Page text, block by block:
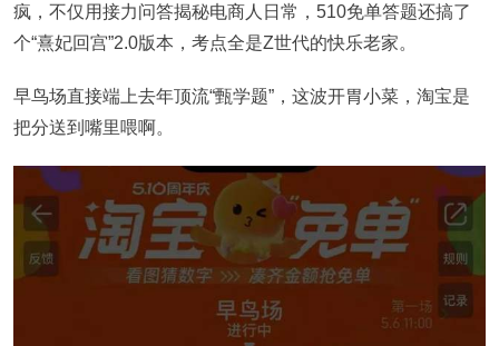
疯，不仅用接力问答揭秘电商人日常，510免单答题还搞了
个“熹妃回宫”2.0版本，考点全是Z世代的快乐老家。
早鸟场直接端上去年顶流“甄学题”，这波开胃小菜，淘宝是
把分送到嘴里喂啊。